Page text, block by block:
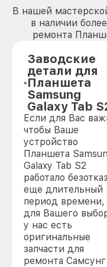
В нашей
в наличии
ремонта
Заводские
детали для
Планшета
Samsung
Galaxy Tab
Если для Вас
чтобы Ваше
устройство
Планшета
Galaxy Tab S2
работало
еще длительный
период времени,
для Вашего
у нас есть
оригинальные
запчасти для
ремонта Самсунг